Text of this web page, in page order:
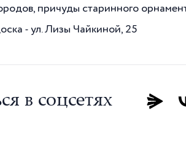
причуды старинного
- ул. Лизы Чайкиной, 25
в соцсетях